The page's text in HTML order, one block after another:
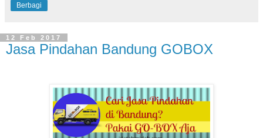
Berbagi
12 Feb 2017
Jasa Pindahan Bandung GOBOX